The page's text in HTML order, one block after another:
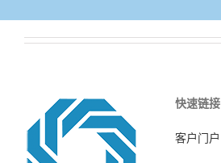
快速链接
客户门户